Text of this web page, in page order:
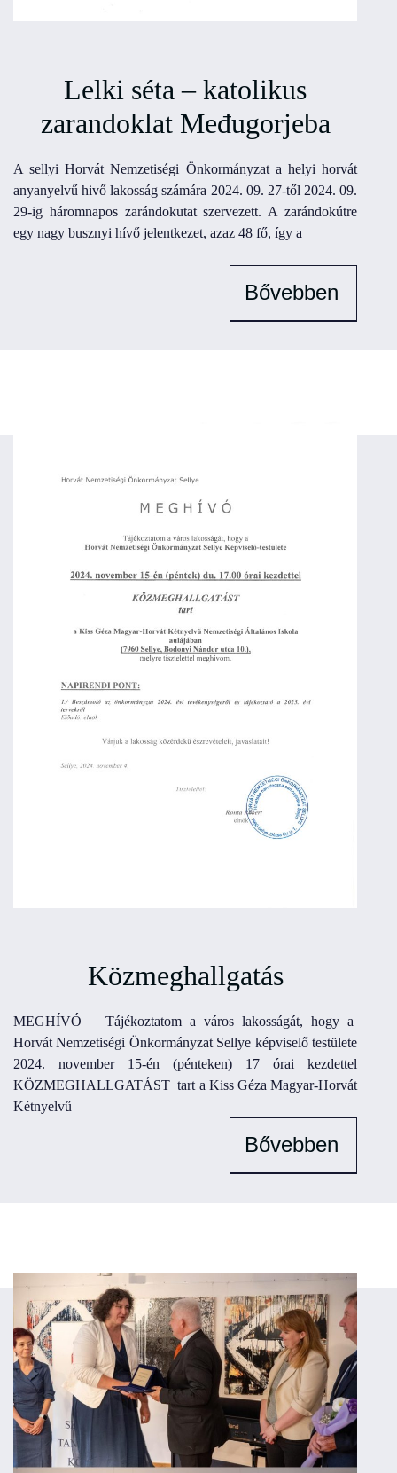
Lelki séta – katolikus
zarandoklat Međugorjeba
A sellyi Horvát Nemzetiségi Önkormányzat a helyi horvát
anyanyelvű hivő lakosság számára 2024. 09. 27-től 2024. 09.
29-ig háromnapos zarándokutat szervezett. A zarándokútre
egy nagy busznyi hívő jelentkezet, azaz 48 fő, így a
Bővebben
Közmeghallgatás
MEGHÍVÓ Tájékoztatom a város lakosságát, hogy a
Horvát Nemzetiségi Önkormányzat Sellye képviselő testülete
2024. november 15-én (pénteken) 17 órai kezdettel
KÖZMEGHALLGATÁST tart a Kiss Géza Magyar-Horvát
Kétnyelvű
Bővebben